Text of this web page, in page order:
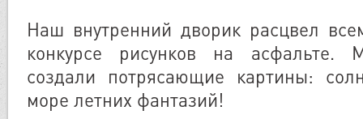
Наш внутренний дворик расцвел
конкурсе рисунков на асфальте.
создали потрясающие картины:
море летних фантазий!